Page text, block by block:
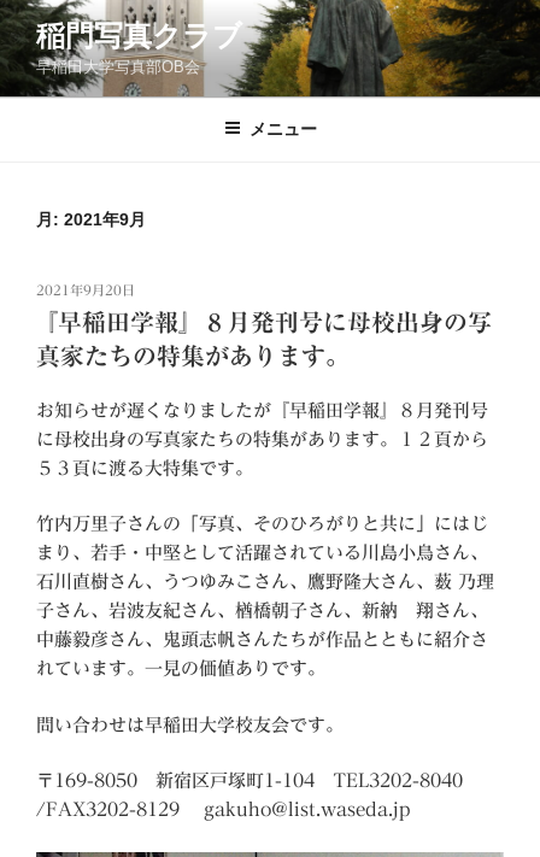
コ
ン
テ
ン
稲門写真クラブ
早稲田大学写真部OB会
メニュー
月: 2021年9月
投
日:
2021年9月20日
『早稲田学報』８月発刊号に母校出身の写
真家たちの特集があります。
お知らせが遅くなりましたが『早稲田学報』８月発刊号
に母校出身の写真家たちの特集があります。１２頁から
５３頁に渡る大特集です。
竹内万里子さんの「写真、そのひろがりと共に」にはじ
まり、若手・中堅として活躍されている川島小鳥さん、
石川直樹さん、うつゆみこさん、鷹野隆大さん、薮 乃理
子さん、岩波友紀さん、楢橋朝子さん、新納 翔さん、
中藤毅彦さん、鬼頭志帆さんたちが作品とともに紹介さ
れています。一見の価値ありです。
問い合わせは早稲田大学校友会です。
〒169-8050 新宿区戸塚町1-104 TEL3202-8040
/FAX3202-8129 gakuho@list.waseda.jp